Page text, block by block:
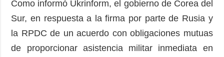
Como informó Ukrinform, el gobierno de Corea del
Sur, en respuesta a la firma por parte de Rusia y
la RPDC de un acuerdo con obligaciones mutuas
de proporcionar asistencia militar inmediata en